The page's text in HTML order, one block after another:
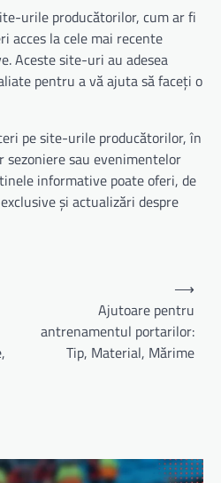
urile producătorilor, cum ar fi
acces la cele mai recente
Aceste site-uri au adesea
pentru a vă ajuta să faceți o
pe site-urile producătorilor, în
sau evenimentelor
informative poate oferi, de
și actualizări despre
Ajutoare pentru
antrenamentul portarilor:
Tip, Material, Mărime
⟶